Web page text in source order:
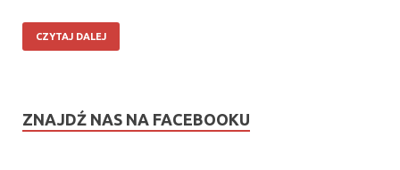
CZYTAJ DALEJ
ZNAJDŹ NAS NA FACEBOOKU